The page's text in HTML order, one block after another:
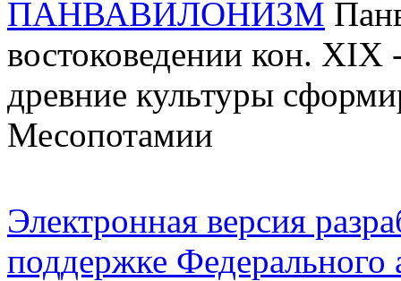
ПАНВАВИЛОНИЗМ
востоковедении кон. XIX
древние культуры
Месопотамии
Электронная версия
поддержке Федерального